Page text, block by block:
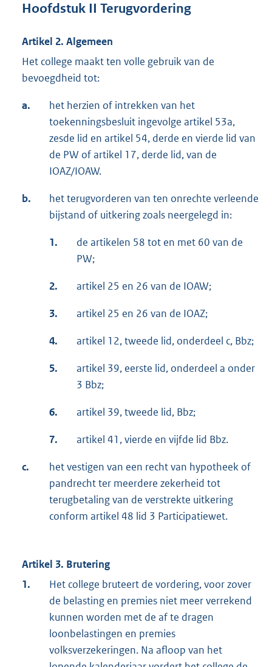
Hoofdstuk II Terugvordering
Artikel 2. Algemeen
Het college maakt ten volle gebruik van de
bevoegdheid tot:
a.
het herzien of intrekken van het
toekenningsbesluit ingevolge artikel 53a,
zesde lid en artikel 54, derde en vierde lid van
de PW of artikel 17, derde lid, van de
IOAZ/IOAW.
b.
het terugvorderen van ten onrechte verleende
bijstand of uitkering zoals neergelegd in:
1.
de artikelen 58 tot en met 60 van de
PW;
2. artikel 25 en 26 van de IOAW;
3. artikel 25 en 26 van de IOAZ;
4. artikel 12, tweede lid, onderdeel c, Bbz;
5.
artikel 39, eerste lid, onderdeel a onder
3 Bbz;
6. artikel 39, tweede lid, Bbz;
7. artikel 41, vierde en vijfde lid Bbz.
c.
het vestigen van een recht van hypotheek of
pandrecht ter meerdere zekerheid tot
terugbetaling van de verstrekte uitkering
conform artikel 48 lid 3 Participatiewet.
Artikel 3. Brutering
1.
Het college bruteert de vordering, voor zover
de belasting en premies niet meer verrekend
kunnen worden met de af te dragen
loonbelastingen en premies
volksverzekeringen. Na afloop van het